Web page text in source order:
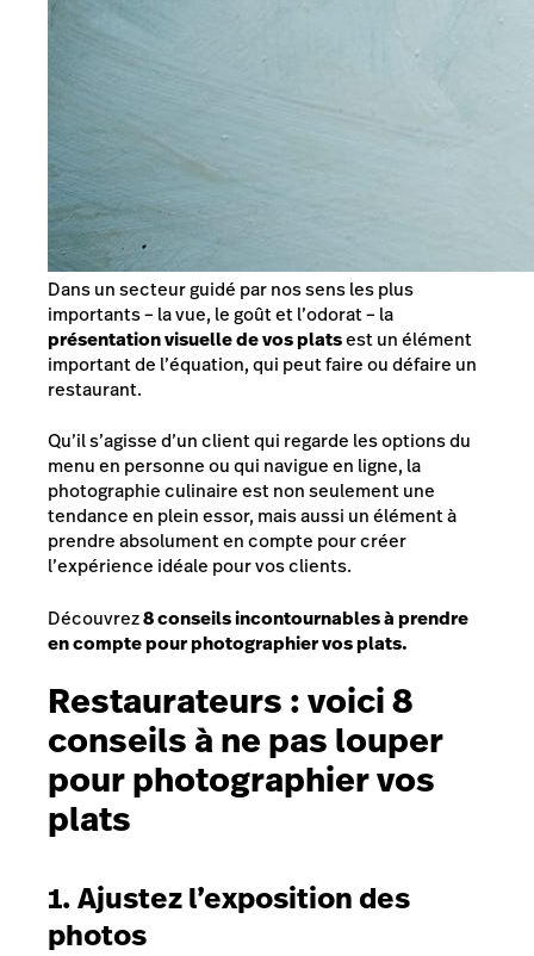
Dans un secteur guidé par nos sens les plus
importants – la vue, le goût et l’odorat – la
présentation visuelle de vos platsest un élément
important de l’équation, qui peut faire ou défaire un
restaurant.
Qu’il s’agisse d’un client qui regarde les options du
menu en personne ou qui navigue en ligne, la
photographie culinaire est non seulement une
tendance en plein essor, mais aussi un élément à
prendre absolument en compte pour créer
l’expérience idéale pour vos clients.
Découvrez8 conseils incontournables à prendre
en compte pour photographier vos plats.
Restaurateurs : voici 8
conseils à ne pas louper
pour photographier vos
plats
1. Ajustez l’exposition des
photos